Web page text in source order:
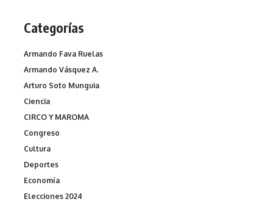
Categorías
Armando Fava Ruelas
Armando Vásquez A.
Arturo Soto Munguia
Ciencia
CIRCO Y MAROMA
Congreso
Cultura
Deportes
Economía
Elecciones 2024